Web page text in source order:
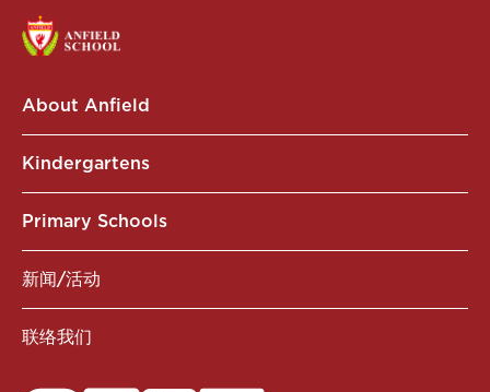
About Anfield
Kindergartens
Primary Schools
新闻/活动
联络我们